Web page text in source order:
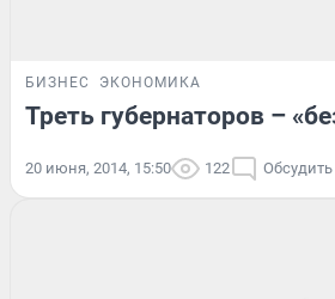
БИЗНЕС ЭКОНОМИКА
Треть губернаторов –
20 июня, 2014, 15:50 122 Обсудить